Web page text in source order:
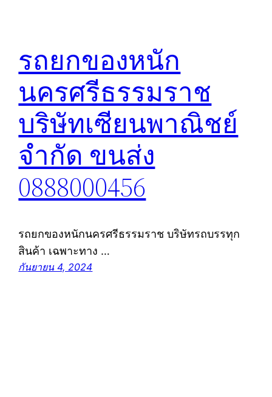
รถยกของหนัก
นครศรีธรรมราช
บริษัทเซียนพาณิชย์
จำกัด ขนส่ง
0888000456
รถยกของหนักนครศรีธรรมราช บริษัทรถบรรทุก
สินค้า เฉพาะทาง …
กันยายน 4, 2024